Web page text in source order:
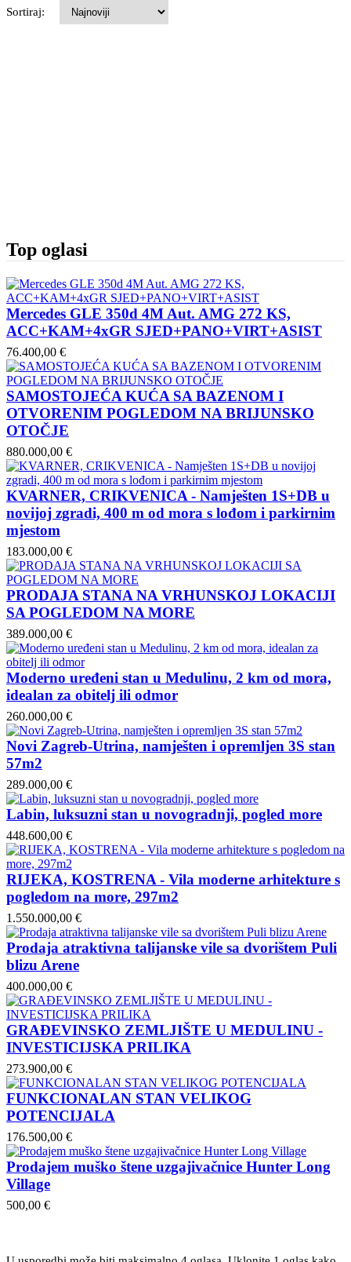
Sortiraj:
Top oglasi
Mercedes GLE 350d 4M Aut. AMG 272 KS,
ACC+KAM+4xGR SJED+PANO+VIRT+ASIST
76.400,00 €
SAMOSTOJEĆA KUĆA SA BAZENOM I
OTVORENIM POGLEDOM NA BRIJUNSKO
OTOČJE
880.000,00 €
KVARNER, CRIKVENICA - Namješten 1S+DB u
novijoj zgradi, 400 m od mora s lođom i parkirnim
mjestom
183.000,00 €
PRODAJA STANA NA VRHUNSKOJ LOKACIJI
SA POGLEDOM NA MORE
389.000,00 €
Moderno uređeni stan u Medulinu, 2 km od mora,
idealan za obitelj ili odmor
260.000,00 €
Novi Zagreb-Utrina, namješten i opremljen 3S stan
57m2
289.000,00 €
Labin, luksuzni stan u novogradnji, pogled more
448.600,00 €
RIJEKA, KOSTRENA - Vila moderne arhitekture s
pogledom na more, 297m2
1.550.000,00 €
Prodaja atraktivna talijanske vile sa dvorištem Puli
blizu Arene
400.000,00 €
GRAĐEVINSKO ZEMLJIŠTE U MEDULINU -
INVESTICIJSKA PRILIKA
273.900,00 €
FUNKCIONALAN STAN VELIKOG
POTENCIJALA
176.500,00 €
Prodajem muško štene uzgajivačnice Hunter Long
Village
500,00 €